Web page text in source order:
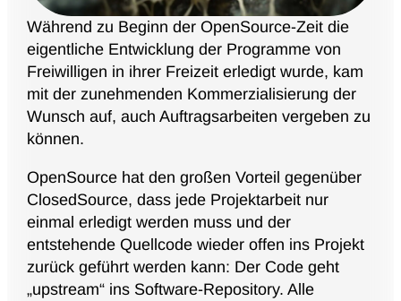
Während zu Beginn der OpenSource-Zeit die
eigentliche Entwicklung der Programme von
Freiwilligen in ihrer Freizeit erledigt wurde, kam
mit der zunehmenden Kommerzialisierung der
Wunsch auf, auch Auftragsarbeiten vergeben zu
können.
OpenSource hat den großen Vorteil gegenüber
ClosedSource, dass jede Projektarbeit nur
einmal erledigt werden muss und der
entstehende Quellcode wieder offen ins Projekt
zurück geführt werden kann: Der Code geht
„upstream“ ins Software-Repository. Alle